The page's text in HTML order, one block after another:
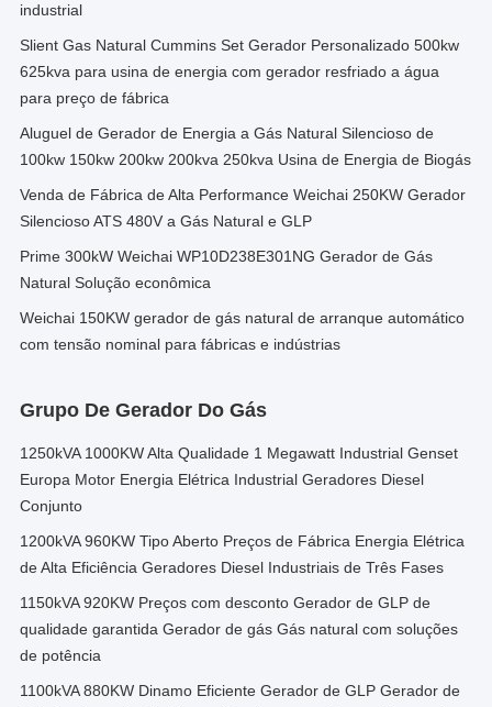
industrial
Slient Gas Natural Cummins Set Gerador Personalizado 500kw
625kva para usina de energia com gerador resfriado a água
para preço de fábrica
Aluguel de Gerador de Energia a Gás Natural Silencioso de
100kw 150kw 200kw 200kva 250kva Usina de Energia de Biogás
Venda de Fábrica de Alta Performance Weichai 250KW Gerador
Silencioso ATS 480V a Gás Natural e GLP
Prime 300kW Weichai WP10D238E301NG Gerador de Gás
Natural Solução econômica
Weichai 150KW gerador de gás natural de arranque automático
com tensão nominal para fábricas e indústrias
Grupo De Gerador Do Gás
1250kVA 1000KW Alta Qualidade 1 Megawatt Industrial Genset
Europa Motor Energia Elétrica Industrial Geradores Diesel
Conjunto
1200kVA 960KW Tipo Aberto Preços de Fábrica Energia Elétrica
de Alta Eficiência Geradores Diesel Industriais de Três Fases
1150kVA 920KW Preços com desconto Gerador de GLP de
qualidade garantida Gerador de gás Gás natural com soluções
de potência
1100kVA 880KW Dinamo Eficiente Gerador de GLP Gerador de